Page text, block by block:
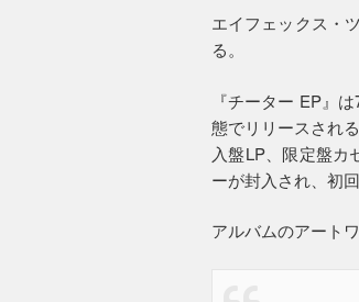
エイフェックス・
る。
『チーター EP』
態でリリースされ
入盤LP、限定盤カ
ーが封入され、初
アルバムのアート